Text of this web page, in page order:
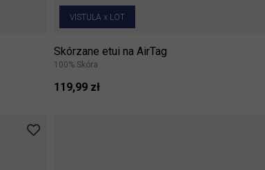
VISTULA x LOT
Skórzane etui na AirTag
100% Skóra
119,99 zł